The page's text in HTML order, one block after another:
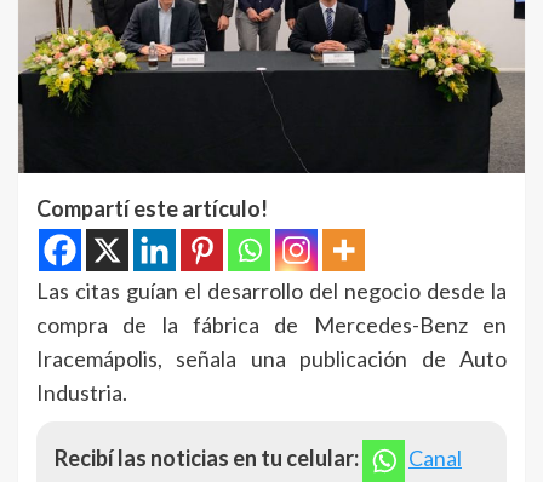
Compartí este artículo!
Las citas guían el desarrollo del negocio desde la
compra de la fábrica de Mercedes-Benz en
Iracemápolis, señala una publicación de Auto
Industria.
Recibí las noticias en tu celular:
Canal